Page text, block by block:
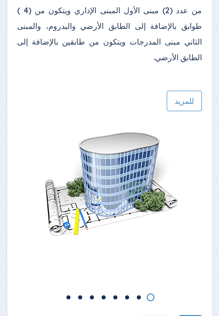
من عدد (2) مبنى الأول المبنى الإداري ويتكون من (4 )
طوابق بالإضافة إلى الطابق الأرضي والبدروم، والمبنى
الثاني مبنى المدرجات ويتكون من طابقين بالإضافة إلى
الطابق الأرضي.
للمزيد